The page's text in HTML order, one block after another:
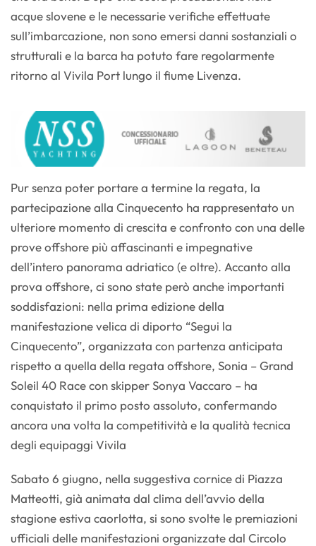
acque slovene e le necessarie verifiche effettuate
sull’imbarcazione, non sono emersi danni sostanziali o
strutturali e la barca ha potuto fare regolarmente
ritorno al Vivila Port lungo il fiume Livenza.
Pur senza poter portare a termine la regata, la
partecipazione alla Cinquecento ha rappresentato un
ulteriore momento di crescita e confronto con una delle
prove offshore più affascinanti e impegnative
dell’intero panorama adriatico (e oltre). Accanto alla
prova offshore, ci sono state però anche importanti
soddisfazioni: nella prima edizione della
manifestazione velica di diporto “Segui la
Cinquecento”, organizzata con partenza anticipata
rispetto a quella della regata offshore, Sonia – Grand
Soleil 40 Race con skipper Sonya Vaccaro – ha
conquistato il primo posto assoluto, confermando
ancora una volta la competitività e la qualità tecnica
degli equipaggi Vivila
Sabato 6 giugno, nella suggestiva cornice di Piazza
Matteotti, già animata dal clima dell’avvio della
stagione estiva caorlotta, si sono svolte le premiazioni
ufficiali delle manifestazioni organizzate dal Circolo